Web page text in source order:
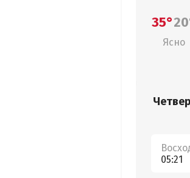
35°
Ясно
05:21